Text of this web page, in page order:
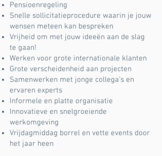
Pensioenregeling
Snelle sollicitatieprocedure waarin je jouw
wensen meteen kan bespreken
Vrijheid om met jouw ideeën aan de slag
te gaan!
Werken voor grote internationale klanten
Grote verscheidenheid aan projecten
Samenwerken met jonge collega’s en
ervaren experts
Informele en platte organisatie
Innovatieve en snelgroeiende
werkomgeving
Vrijdagmiddag borrel en vette events door
het jaar heen